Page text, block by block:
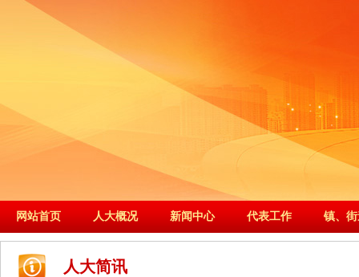
网站首页 人大概况 新闻中心 代表工作 镇、
人大简讯